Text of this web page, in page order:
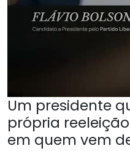
Um presidente
própria
em quem vem